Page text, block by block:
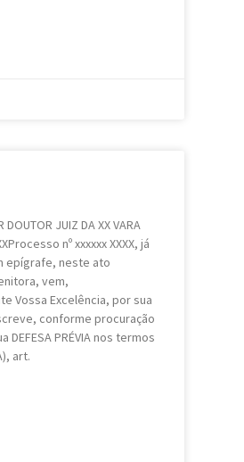
DOUTOR JUIZ DA XX VARA
nº xxxxxx XXXX, já
epígrafe, neste ato
vem,
Vossa Excelência, por sua
conforme procuração
PRÉVIA nos termos
art.